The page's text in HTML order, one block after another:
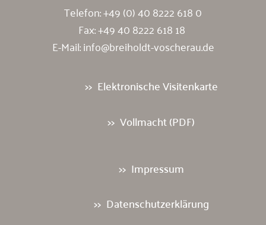
Telefon:+49 (0) 40 8222 618 0
Fax: +49 40 8222 618 18
E-Mail:info@breiholdt-voscherau.de
Elektronische Visitenkarte
Vollmacht (PDF)
Impressum
Datenschutzerklärung